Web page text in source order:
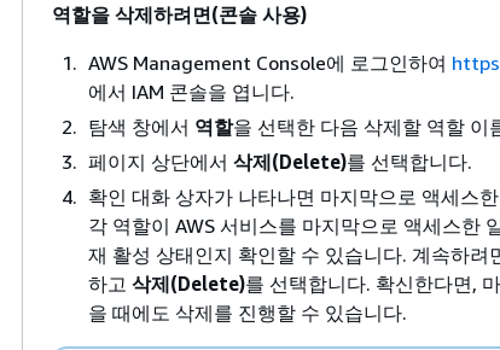
역할을 삭제하려면(콘솔 사용)
AWS Management Console에 로그인하여
에서 IAM 콘솔을 엽니다.
탐색 창에서 역할을 선택한 다음 삭제할 역할 이
페이지 상단에서 삭제(Delete)를 선택합니다.
확인 대화 상자가 나타나면 마지막으로 액세스
각 역할이 AWS 서비스를 마지막으로 액세스한
재 활성 상태인지 확인할 수 있습니다. 계속하려
하고 삭제(Delete)를 선택합니다. 확신한다면,
을 때에도 삭제를 진행할 수 있습니다.